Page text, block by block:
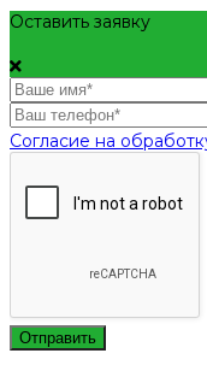
Оставить заявку
Согласие на
Отправить